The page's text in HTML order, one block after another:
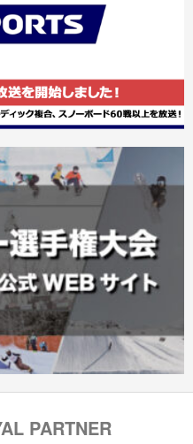
PARTNER